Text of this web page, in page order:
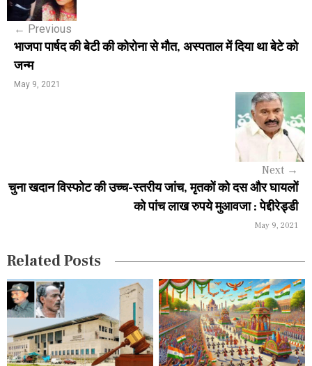
s
n
a
a
o
n
← Previous
भाजपा पार्षद की बेटी की कोरोना से मौत, अस्पताल में दिया था बेटे को
जन्म
May 9, 2021
Next →
चुना खदान विस्फोट की उच्च-स्तरीय जांच, मृतकों को दस और घायलों
को पांच लाख रुपये मुआवजा : पेद्दीरेड्डी
May 9, 2021
Related Posts